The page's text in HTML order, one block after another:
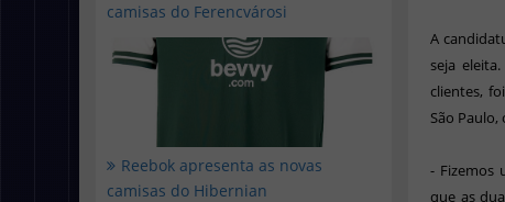
camisas do Ferencvárosi
Reebok apresenta as novas
camisas do Hibernian
A
seja
clientes,
São
- Fizemos
que as